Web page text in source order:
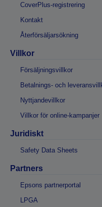
CoverPlus-registrering
Kontakt
Återförsäljarsökning
Villkor
Försäljningsvillkor
Betalnings- och
Nyttjandevillkor
Villkor för online-kampanjer
Juridiskt
Safety Data Sheets
Partners
Epsons partnerportal
LPGA